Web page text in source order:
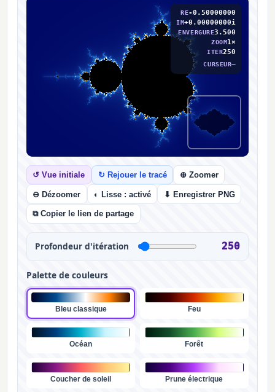
RE-0.50000000
IM+0.00000000i
ENVERGURE3.500
ZOOM1×
ITER250
CURSEUR—
APERÇU DE JULIA
↺ Vue initiale ↻ Rejouer le tracé ⊕ Zoomer
⊖ Dézoomer ◐ Lisse : activé ⬇ Enregistrer PNG
⧉ Copier le lien de partage
Profondeur d'itération 250
Palette de couleurs
Bleu classique Feu
Océan Forêt
Coucher de soleil Prune électrique